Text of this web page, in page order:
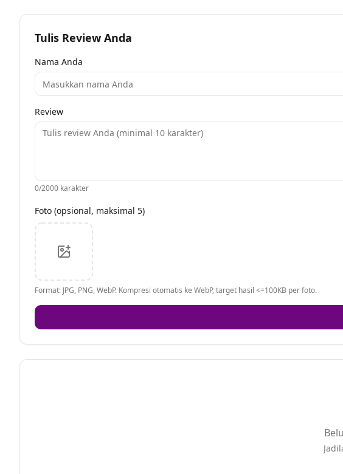
Tulis Review Anda
Nama Anda
Review
0/2000 karakter
Foto (opsional, maksimal 5)
Format: JPG, PNG, WebP. Kompresi otomatis ke WebP, target hasil <=100KB per foto.